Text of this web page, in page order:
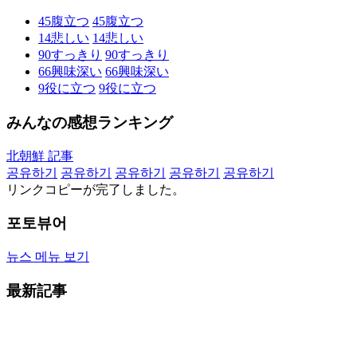
45腹立つ 45腹立つ
14悲しい 14悲しい
90すっきり 90すっきり
66興味深い 66興味深い
9役に立つ 9役に立つ
みんなの感想ランキング
北朝鮮 記事
공유하기
공유하기 공유하기 공유하기
공유하기
リンクコピーが完了しました。
포토뷰어
뉴스 메뉴 보기
最新記事